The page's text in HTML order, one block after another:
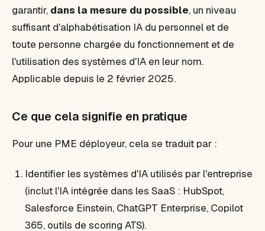
garantir, dans la mesure du possible, un niveau
suffisant d'alphabétisation IA du personnel et de
toute personne chargée du fonctionnement et de
l'utilisation des systèmes d'IA en leur nom.
Applicable depuis le 2 février 2025.
Ce que cela signifie en pratique
Pour une PME déployeur, cela se traduit par :
Identifier les systèmes d'IA utilisés par l'entreprise
(inclut l'IA intégrée dans les SaaS : HubSpot,
Salesforce Einstein, ChatGPT Enterprise, Copilot
365, outils de scoring ATS).